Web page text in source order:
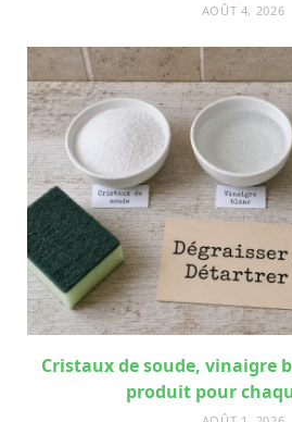
AOÛT 4, 2026
Cristaux de soude, vinaigre
produit pour